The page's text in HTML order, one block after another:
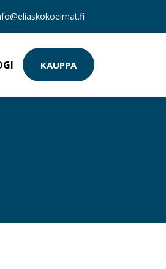
KAUPPA